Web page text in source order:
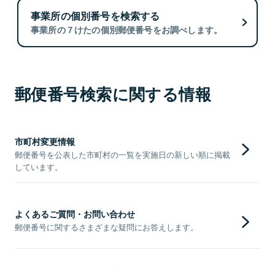
事業所の個別番号を検索する
事業所の７けたの個別郵便番号をお調べします。
郵便番号検索に関する情報
市町村変更情報
郵便番号を公表した市町村の一覧を実施日の新しい順に掲載
しています。
よくあるご質問・お問い合わせ
郵便番号に関するさまざまな疑問にお答えします。